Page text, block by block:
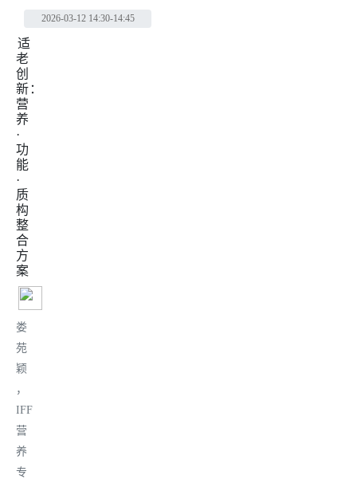
2026-03-12 14:30-14:45
适
老
创
新：
营
养
·
功
能
·
质
构
整
合
方
案
娄
苑
颖
，
IFF
营
养
专